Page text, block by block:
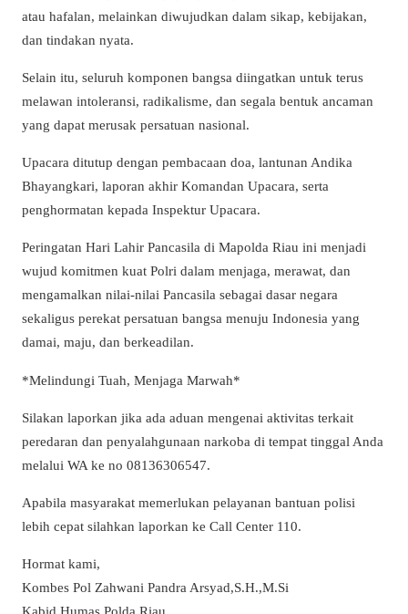
atau hafalan, melainkan diwujudkan dalam sikap, kebijakan,
dan tindakan nyata.
Selain itu, seluruh komponen bangsa diingatkan untuk terus
melawan intoleransi, radikalisme, dan segala bentuk ancaman
yang dapat merusak persatuan nasional.
Upacara ditutup dengan pembacaan doa, lantunan Andika
Bhayangkari, laporan akhir Komandan Upacara, serta
penghormatan kepada Inspektur Upacara.
Peringatan Hari Lahir Pancasila di Mapolda Riau ini menjadi
wujud komitmen kuat Polri dalam menjaga, merawat, dan
mengamalkan nilai-nilai Pancasila sebagai dasar negara
sekaligus perekat persatuan bangsa menuju Indonesia yang
damai, maju, dan berkeadilan.
*Melindungi Tuah, Menjaga Marwah*
Silakan laporkan jika ada aduan mengenai aktivitas terkait
peredaran dan penyalahgunaan narkoba di tempat tinggal Anda
melalui WA ke no 08136306547.
Apabila masyarakat memerlukan pelayanan bantuan polisi
lebih cepat silahkan laporkan ke Call Center 110.
Hormat kami,
Kombes Pol Zahwani Pandra Arsyad,S.H.,M.Si
Kabid Humas Polda Riau